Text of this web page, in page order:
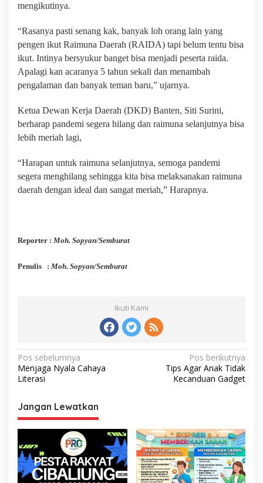
mengikutinya.
“Rasanya pasti senang kak, banyak loh orang lain yang
pengen ikut Raimuna Daerah (RAIDA) tapi belum tentu bisa
ikut. Intinya bersyukur banget bisa menjadi peserta raida.
Apalagi kan acaranya 5 tahun sekali dan menambah
pengalaman dan banyak teman baru,” ujarnya.
Ketua Dewan Kerja Daerah (DKD) Banten, Siti Surini,
berharap pandemi segera hilang dan raimuna selanjutnya bisa
lebih meriah lagi,
“Harapan untuk raimuna selanjutnya, semoga pandemi
segera menghilang sehingga kita bisa melaksanakan raimuna
daerah dengan ideal dan sangat meriah,” Harapnya.
Reporter : Moh. Sopyan/Semburat
Penulis : Moh. Sopyan/Semburat
Ikuti Kami
Navigasi
pos
Pos sebelumnya
Menjaga Nyala Cahaya
Literasi
Pos berikutnya
Tips Agar Anak Tidak
Kecanduan Gadget
Jangan Lewatkan